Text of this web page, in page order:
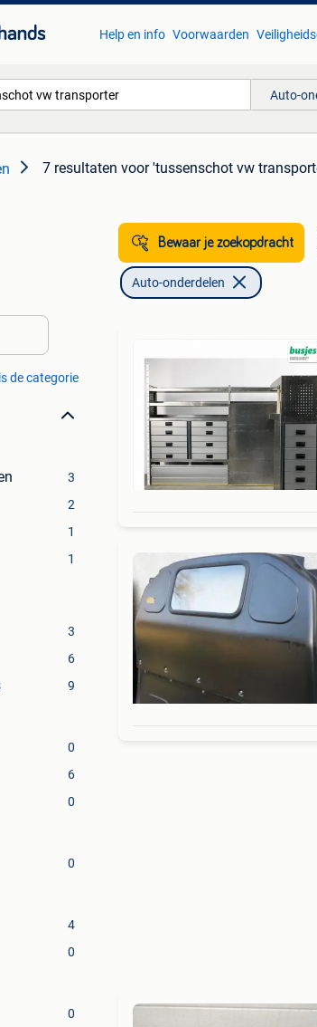
Help en info Voorwaarden
Auto-
7 resultaten voor 'tussenschot vw
de categorie
3
2
1
1
3
6
9
0
6
0
0
4
0
0
Bewaar je zoekopdracht
Auto-onderdelen